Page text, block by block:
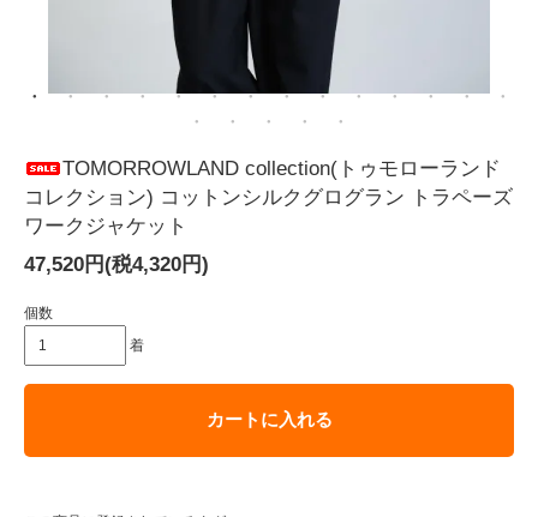
TOMORROWLAND collection(トゥモローランド
コレクション) コットンシルクグログラン トラペーズ
ワークジャケット
47,520円(税4,320円)
個数
着
カートに入れる